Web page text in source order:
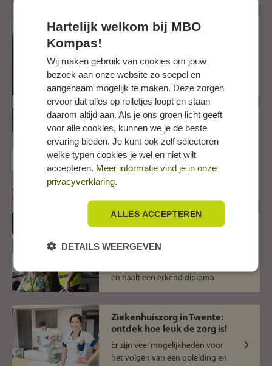
Welkom bij Savant Zorg,
Mooie BBL-opleidingen met
praktijkervaring en onderwijs.
Werken in de apotheek,
het recept voor jouw
toekomst!
Er is veel vraag naar
apothekersassistenten, dus je
hebt snel een baan
Zorgopleiding met salaris:
Kennemerland
en haalt een erkend diploma
Ziekenhuiszorg in Twente:
ontdek hoe leuk de zorg is!
Er zijn veel mogelijkheden voor
het volgen van een opleiding en
Hartelijk welkom bij MBO
Kompas!
Wij maken gebruik van cookies om jouw
bezoek aan onze website zo soepel en
aangenaam mogelijk te maken. Deze zorgen
ervoor dat alles op rolletjes loopt en staan
daarom altijd aan. Als je ons groen licht geeft
voor alle cookies, kunnen we je de beste
ervaring bieden. Je kunt ook zelf selecteren
welke typen cookies je wel en niet wilt
accepteren. Meer informatie vind je in onze
privacyverklaring.
ALLES ACCEPTEREN
DETAILS WEERGEVEN